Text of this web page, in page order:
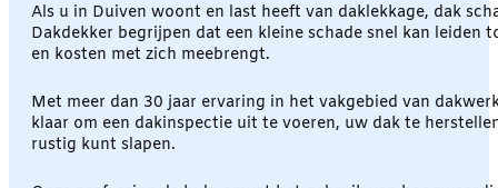
Als u in Duiven woont en last heeft van daklekkage, dak
Dakdekker begrijpen dat een kleine schade snel kan
en kosten met zich meebrengt.
Met meer dan 30 jaar ervaring in het vakgebied van
klaar om een dakinspectie uit te voeren, uw dak te
rustig kunt slapen.